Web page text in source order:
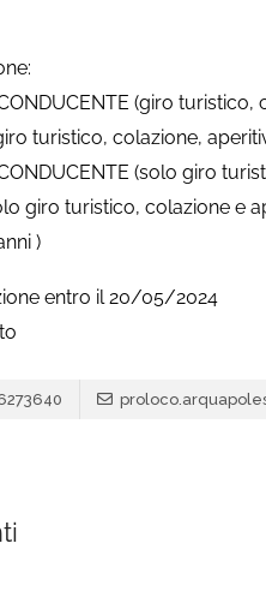
(giro
turistico, colazione,
(solo giro
giro turistico, colazione e
)
entro il 20/05/2024